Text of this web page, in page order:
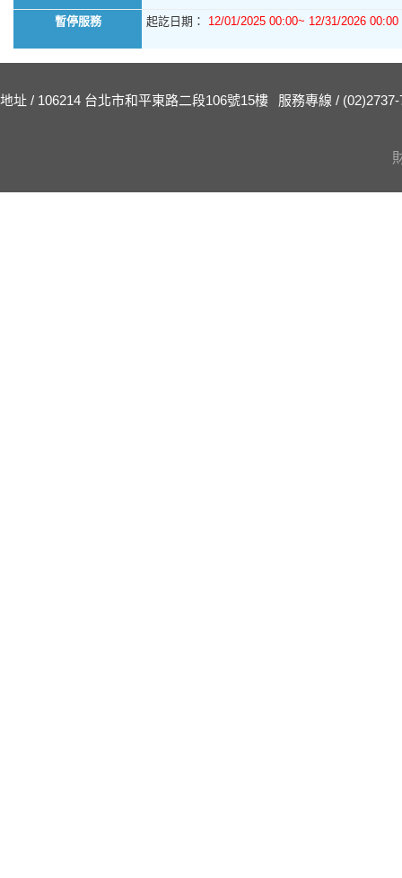
暫停服務 起訖日期： 12/01/2025 00:00~ 12/31/2026 00:00
地址 / 106214 台北市和平東路二段106號15樓 服務專線 / (02)2737-